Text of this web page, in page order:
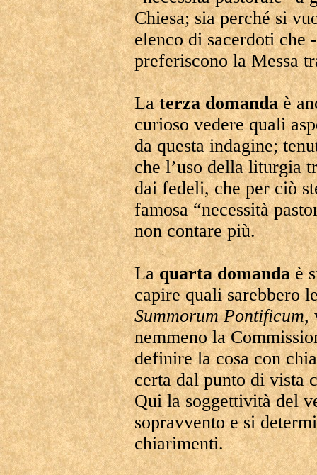
Chiesa; sia perché si
elenco di sacerdoti che
preferiscono la Messa
Laterza domandaè
curioso vedere quali
da questa indagine;
che l’uso della liturgia
dai fedeli, che per ciò
famosa “necessità
non contare più.
Laquarta domandaè
capire quali sarebbero
Summorum Pontificum,
nemmeno la
definire la cosa con
certa dal punto di vista
Qui la soggettività del
sopravvento e si
chiarimenti.